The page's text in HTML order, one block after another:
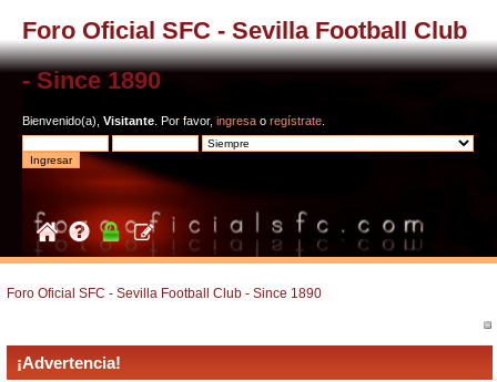
Foro Oficial SFC - Sevilla Football Club
- Since 1890
Bienvenido(a), Visitante . Por favor, ingresa o regístrate
Foro Oficial SFC - Sevilla Football Club - Since 1890
¡Advertencia!